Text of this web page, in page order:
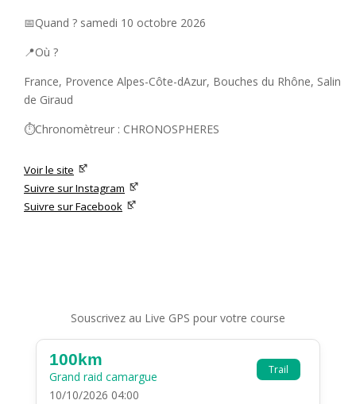
📅Quand ? samedi 10 octobre 2026
📍Où ?
France, Provence Alpes-Côte-dAzur, Bouches du Rhône, Salin
de Giraud
⏱️Chronomètreur : CHRONOSPHERES
Voir le site
Suivre sur Instagram
Suivre sur Facebook
Souscrivez au Live GPS pour votre course
Trail
100km
Grand raid camargue
10/10/2026 04:00